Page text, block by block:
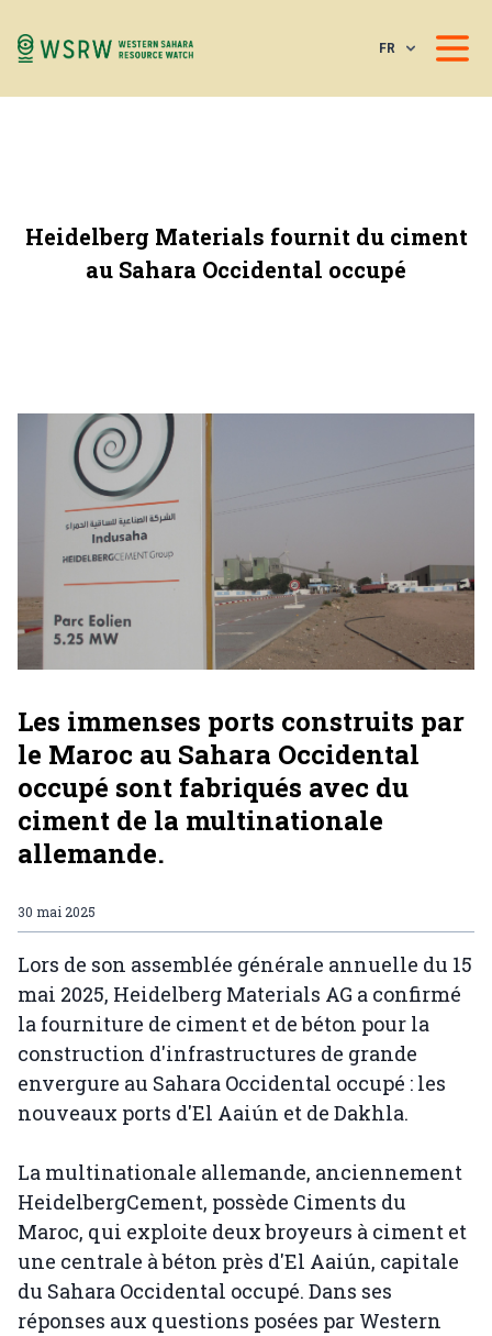
FR
Heidelberg Materials fournit du ciment
au Sahara Occidental occupé
Les immenses ports construits par
le Maroc au Sahara Occidental
occupé sont fabriqués avec du
ciment de la multinationale
allemande.
30 mai 2025
Lors de son assemblée générale annuelle du 15
mai 2025, Heidelberg Materials AG a confirmé
la fourniture de ciment et de béton pour la
construction d'infrastructures de grande
envergure au Sahara Occidental occupé : les
nouveaux ports d'El Aaiún et de Dakhla.
La multinationale allemande, anciennement
HeidelbergCement, possède Ciments du
Maroc, qui exploite deux broyeurs à ciment et
une centrale à béton près d'El Aaiún, capitale
du Sahara Occidental occupé. Dans ses
réponses aux questions posées par Western